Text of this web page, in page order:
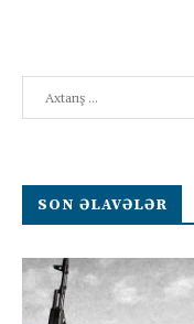
SON ƏLAVƏLƏR